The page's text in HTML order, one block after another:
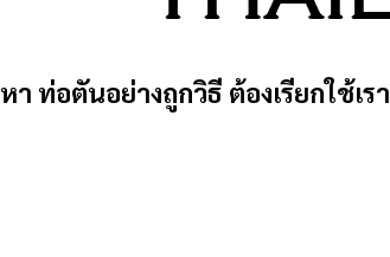
ท่อตันอย่างถูกวิธี ต้องเรียกใช้เรา